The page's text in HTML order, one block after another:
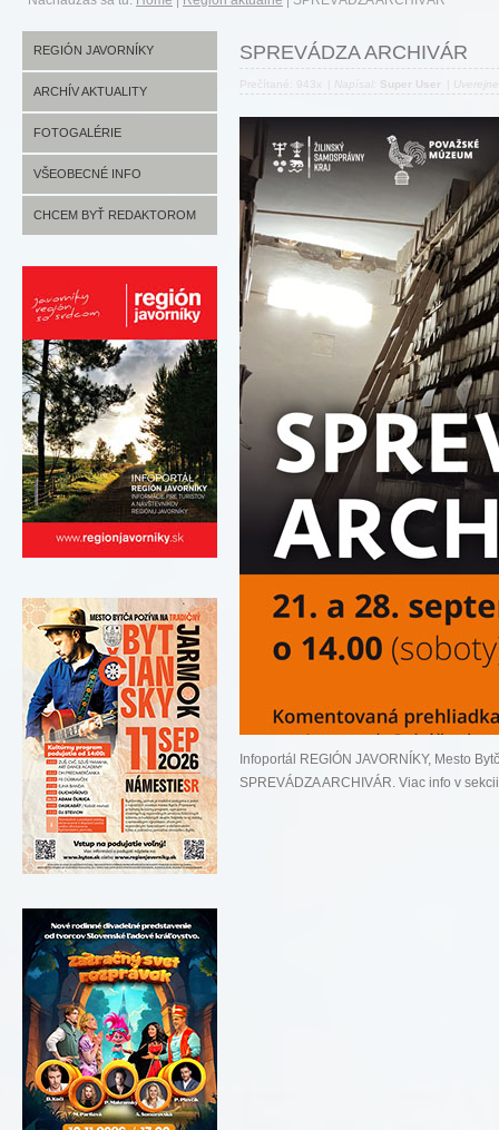
REGIÓN JAVORNÍKY
ARCHÍV AKTUALITY
FOTOGALÉRIE
VŠEOBECNÉ INFO
CHCEM BYŤ REDAKTOROM
SPREVÁDZA ARCHIVÁR
Prečítané: 943x Napísal: Super User
Infoportál REGIÓN JAVORNÍKY, Mesto
SPREVÁDZA ARCHIVÁR. Viac info v